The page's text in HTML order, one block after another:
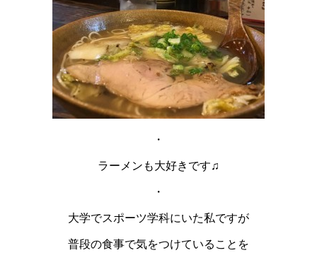
・
ラーメンも大好きです♫
・
大学でスポーツ学科にいた私ですが
普段の食事で気をつけていることを